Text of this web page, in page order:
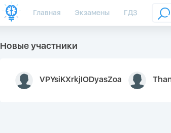
Главная Экзамены ГДЗ
Новые участники
VPYsiKXrkjIODyasZoa Thank you very